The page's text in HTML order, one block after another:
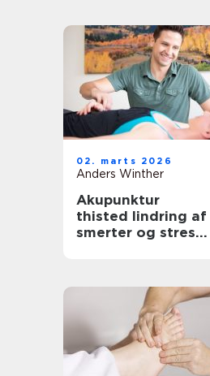
02. marts 2026
Anders Winther
Akupunktur
thisted lindring af
smerter og stress